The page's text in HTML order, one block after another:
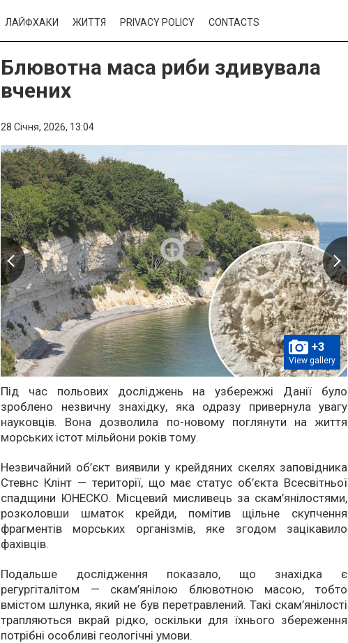
ЛАЙФХАКИ ЖИТТЯ PRIVACY POLICY CONTACTS
Блювотна маса риби здивувала
вчених
28 Січня, 2026, 13:04
+3
View gallery
Під час польових досліджень на узбережжі Данії було
зроблено незвичну знахідку, яка одразу привернула увагу
науковців. Вона дозволила по-новому поглянути на життя
морських істот мільйони років тому.
Незвичайний об’єкт виявили у крейдяних скелях заповідника
Стевнс Клінт — території, що має статус об’єкта Всесвітньої
спадщини ЮНЕСКО. Місцевий мисливець за скам’янілостями,
розколовши шматок крейди, помітив щільне скупчення
фрагментів морських організмів, яке згодом зацікавило
фахівців.
Подальше дослідження показало, що знахідка є
регургіталітом — скам’янілою блювотною масою, тобто
вмістом шлунка, який не був перетравлений. Такі скам’янілості
трапляються вкрай рідко, оскільки для їхнього збереження
потрібні особливі геологічні умови.